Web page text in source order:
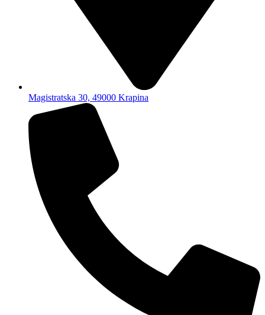
Magistratska 30, 49000 Krapina